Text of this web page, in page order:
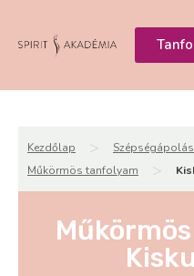
Kezdőlap >
Műkörmös tanfolyam >